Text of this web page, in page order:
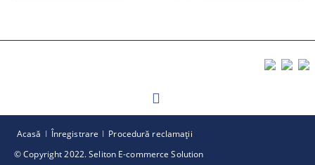
© Copyright 2022. Seliton E-commerce Solution
Acasă Înregistrare Procedură reclamaţii